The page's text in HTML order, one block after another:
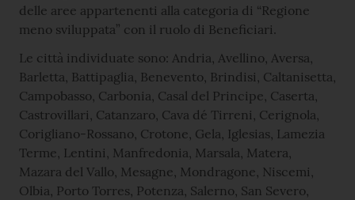
delle aree appartenenti alla categoria di “Regione
meno sviluppata” con il ruolo di Beneficiari.
Le città individuate sono: Andria, Avellino, Aversa,
Barletta, Battipaglia, Benevento, Brindisi, Caltanisetta,
Campobasso, Carbonia, Casal del Principe, Caserta,
Castrovillari, Catanzaro, Cava dé Tirreni, Cerignola,
Corigliano-Rossano, Crotone, Gela, Iglesias, Lamezia
Terme, Lentini, Manfredonia, Marsala, Matera,
Mazara del Vallo, Mesagne, Mondragone, Niscemi,
Olbia, Porto Torres, Potenza, Salerno, San Severo,